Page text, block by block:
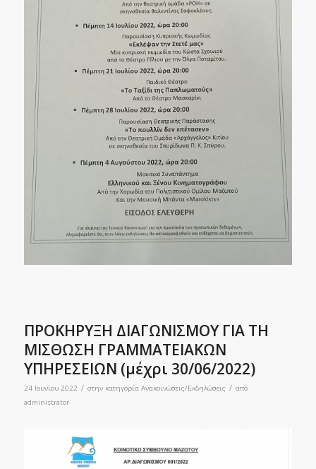
ΠΡΟΚΗΡΥΞΗ ΔΙΑΓΩΝΙΣΜΟΥ ΓΙΑ ΤΗ
ΜΙΣΘΩΣΗ ΓΡΑΜΜΑΤΕΙΑΚΩΝ
ΥΠΗΡΕΣΕΙΩΝ (μέχρι 30/06/2022)
24 Ιουνίου 2022 / στην κατηγορία Ανακοινώσεις/Εκδηλώσεις / από
administrator